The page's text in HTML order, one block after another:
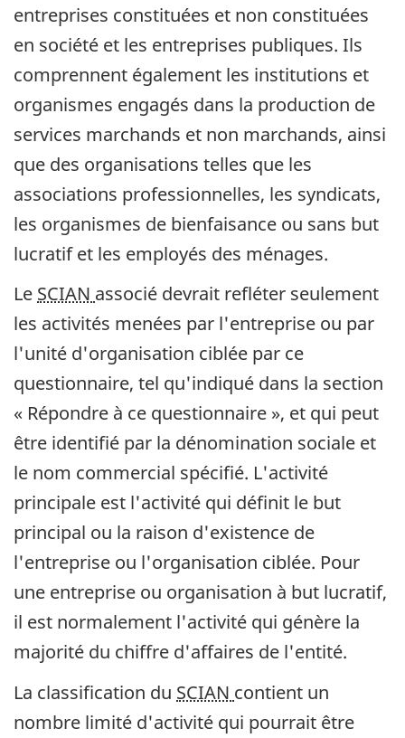
entreprises constituées et non constituées
en société et les entreprises publiques. Ils
comprennent également les institutions et
organismes engagés dans la production de
services marchands et non marchands, ainsi
que des organisations telles que les
associations professionnelles, les syndicats,
les organismes de bienfaisance ou sans but
lucratif et les employés des ménages.
Le SCIAN associé devrait refléter seulement
les activités menées par l'entreprise ou par
l'unité d'organisation ciblée par ce
questionnaire, tel qu'indiqué dans la section
« Répondre à ce questionnaire », et qui peut
être identifié par la dénomination sociale et
le nom commercial spécifié. L'activité
principale est l'activité qui définit le but
principal ou la raison d'existence de
l'entreprise ou l'organisation ciblée. Pour
une entreprise ou organisation à but lucratif,
il est normalement l'activité qui génère la
majorité du chiffre d'affaires de l'entité.
La classification du SCIAN contient un
nombre limité d'activité qui pourrait être